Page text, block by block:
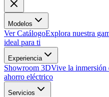
Modelos
Ver CatálogoExplora nuestra
ideal para ti
Experiencia
Showroom 3DVive la inmersión
ahorro eléctrico
Servicios